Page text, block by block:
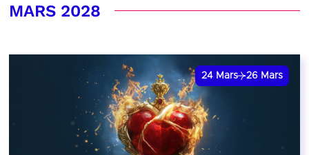
MARS 2028
24 Mars 26 Mars